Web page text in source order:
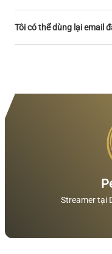
Tôi có thể dùng lại email
Streamer tại